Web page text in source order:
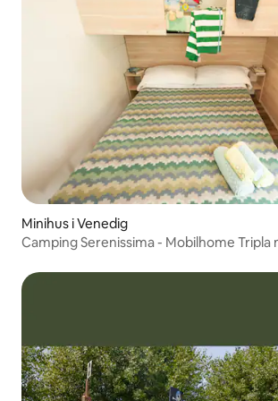
Minihus i Venedig
Camping Serenissima - Mobilhome Tripla